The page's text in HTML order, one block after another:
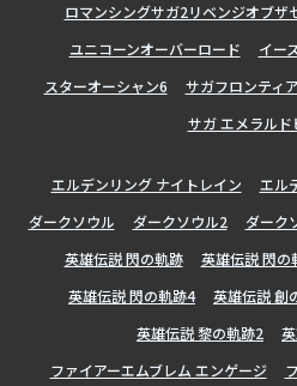
ロマンシングサガ2リベンジオブザ
ユニコーンオーバーロード
イー
スターオーシャン6
サガフロンティア
サガ エメラルド
エルデンリング ナイトレイン エル
ダークソウル
ダークソウル2 ダーク
英雄伝説 閃の軌跡
英雄伝説 閃の
英雄伝説 閃の軌跡4
英雄伝説 創
英雄伝説 黎の軌跡2
ファイアーエムブレム エンゲージ